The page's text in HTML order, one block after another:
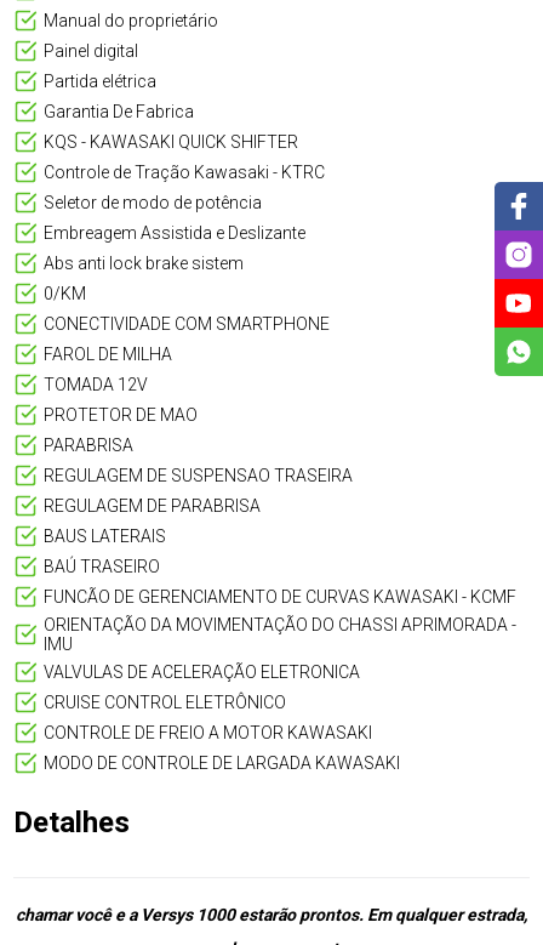
Manual do proprietário
Painel digital
Partida elétrica
Garantia De Fabrica
KQS - KAWASAKI QUICK SHIFTER
Controle de Tração Kawasaki - KTRC
Seletor de modo de potência
Embreagem Assistida e Deslizante
Abs anti lock brake sistem
0/KM
CONECTIVIDADE COM SMARTPHONE
FAROL DE MILHA
TOMADA 12V
PROTETOR DE MAO
PARABRISA
REGULAGEM DE SUSPENSAO TRASEIRA
REGULAGEM DE PARABRISA
BAUS LATERAIS
BAÚ TRASEIRO
FUNCÃO DE GERENCIAMENTO DE CURVAS KAWASAKI - KCMF
ORIENTAÇÃO DA MOVIMENTAÇÃO DO CHASSI APRIMORADA -
IMU
VALVULAS DE ACELERAÇÃO ELETRONICA
CRUISE CONTROL ELETRÔNICO
CONTROLE DE FREIO A MOTOR KAWASAKI
MODO DE CONTROLE DE LARGADA KAWASAKI
Detalhes
chamar você e a Versys 1000 estarão prontos. Em qualquer estrada,